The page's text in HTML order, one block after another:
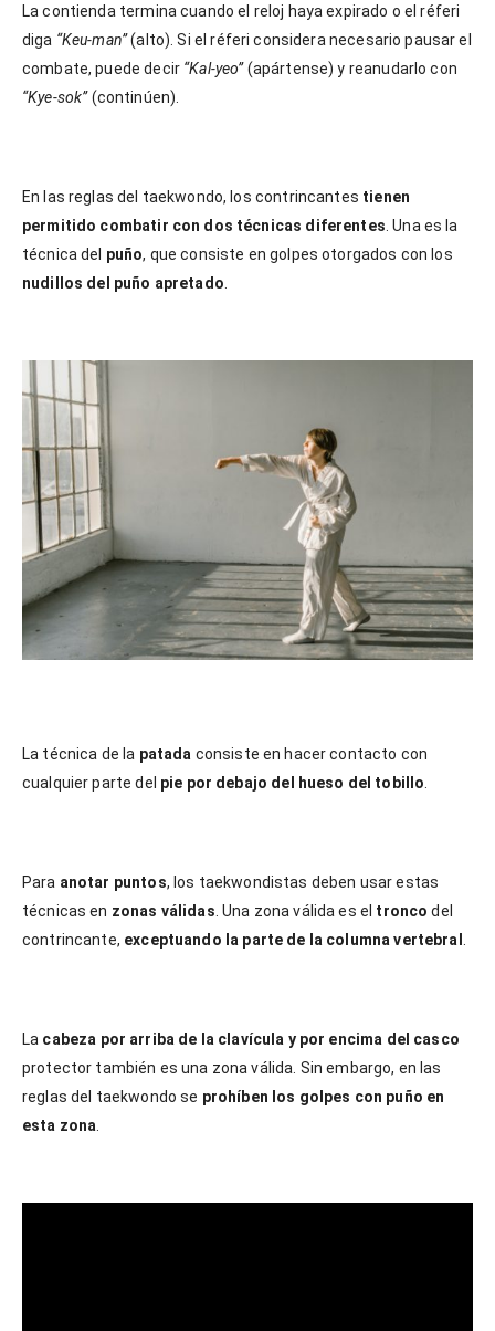
La contienda termina cuando el reloj haya expirado o el réferi
diga “Keu-man”(alto). Si el réferi considera necesario pausar el
combate, puede decir “Kal-yeo”(apártense) y reanudarlo con
“Kye-sok”(continúen).
En las reglas del taekwondo, los contrincantes tienen
permitido combatir con dos técnicas diferentes . Una es la
técnica del puño, que consiste en golpes otorgados con los
nudillos del puño apretado
La técnica de la patada consiste en hacer contacto con
cualquier parte del pie por debajo del hueso del tobillo
Para anotar puntos, los taekwondistas deben usar estas
técnicas en zonas válidas . Una zona válida es el troncodel
contrincante, exceptuando la parte de la columna vertebral
La cabeza por arriba de la clavícula y por encima del casco
protector también es una zona válida. Sin embargo, en las
reglas del taekwondo se prohíben los golpes con puño en
esta zona